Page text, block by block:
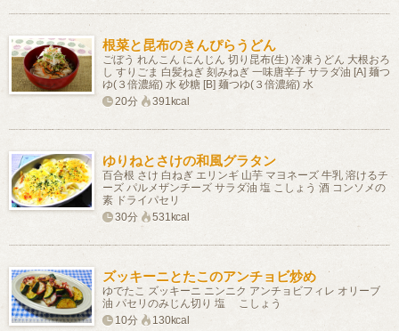
根菜と昆布のきんぴらうどん
ごぼう れんこん にんじん 切り昆布(生) 冷凍うどん 大根おろ
し すりごま 白髪ねぎ 刻みねぎ 一味唐辛子 サラダ油 [A] 麺つ
ゆ(３倍濃縮) 水 砂糖 [B] 麺つゆ(３倍濃縮) 水
20分
391kcal
ゆりねとさけの和風グラタン
百合根 さけ 白ねぎ エリンギ 山芋 マヨネーズ 牛乳 溶けるチ
ーズ パルメザンチーズ サラダ油 塩 こしょう 酒 コンソメの
素 ドライパセリ
30分
531kcal
ズッキーニとたこのアンチョビ炒め
ゆでたこ ズッキーニ ニンニク アンチョビフィレ オリーブ
油 パセリのみじん切り 塩 こしょう
10分
130kcal